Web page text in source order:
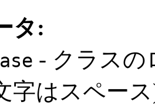
タ:
- クラスの
字はスペー